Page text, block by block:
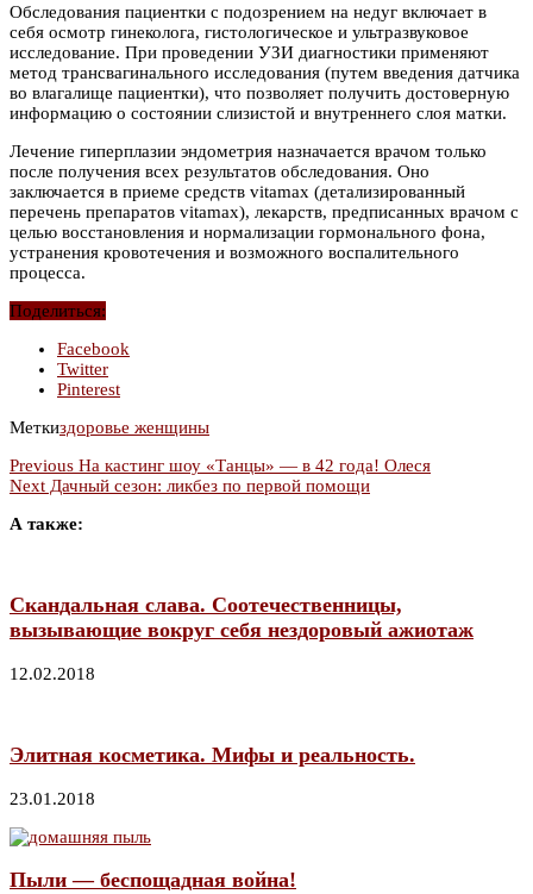
Обследования пациентки с подозрением на недуг включает в
себя осмотр гинеколога, гистологическое и ультразвуковое
исследование. При проведении УЗИ диагностики применяют
метод трансвагинального исследования (путем введения датчика
во влагалище пациентки), что позволяет получить достоверную
информацию о состоянии слизистой и внутреннего слоя матки.
Лечение гиперплазии эндометрия назначается врачом только
после получения всех результатов обследования. Оно
заключается в приеме средств vitamax (детализированный
перечень препаратов vitamax), лекарств, предписанных врачом с
целью восстановления и нормализации гормонального фона,
устранения кровотечения и возможного воспалительного
процесса.
Поделиться:
Facebook
Twitter
Pinterest
Меткиздоровье женщины
Previous На кастинг шоу «Танцы» — в 42 года! Олеся
Next Дачный сезон: ликбез по первой помощи
А также:
Скандальная слава. Соотечественницы,
вызывающие вокруг себя нездоровый ажиотаж
12.02.2018
Элитная косметика. Мифы и реальность.
23.01.2018
Пыли — беспощадная война!